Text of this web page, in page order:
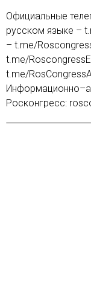
Официальные
русском языке –
– t.me/
t.me/
t.me/
Росконгресс: